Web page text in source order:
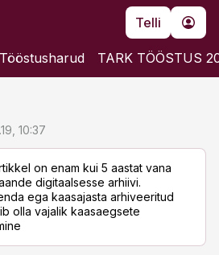
Telli
Tööstusharud TARK TÖÖSTUS
10:37
on enam kui 5 aastat vana
digitaalsesse arhiivi.
ega kaasajasta arhiveeritud
olla vajalik kaasaegsete